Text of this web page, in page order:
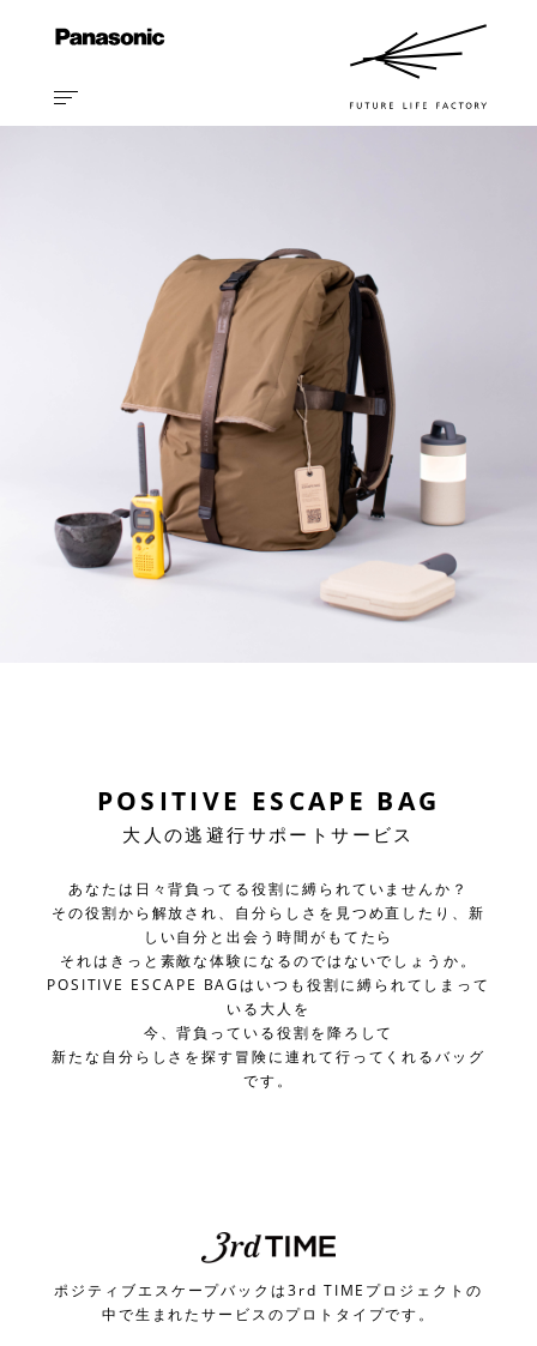
POSITIVE ESCAPE BAG
大人の逃避行サポートサービス
あなたは日々背負ってる役割に縛られていませんか？
その役割から解放され、自分らしさを見つめ直したり、新
しい自分と出会う時間がもてたら
それはきっと素敵な体験になるのではないでしょうか。
POSITIVE ESCAPE BAGはいつも役割に縛られてしまって
いる大人を
今、背負っている役割を降ろして
新たな自分らしさを探す冒険に連れて行ってくれるバッグ
です。
ポジティブエスケープバックは3rd TIMEプロジェクトの
中で生まれたサービスのプロトタイプです。